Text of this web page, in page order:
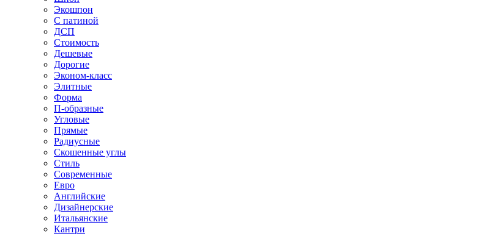
Экошпон
С патиной
ДСП
Стоимость
Дешевые
Дорогие
Эконом-класс
Элитные
Форма
П-образные
Угловые
Прямые
Радиусные
Скошенные углы
Стиль
Современные
Евро
Английские
Дизайнерские
Итальянские
Кантри